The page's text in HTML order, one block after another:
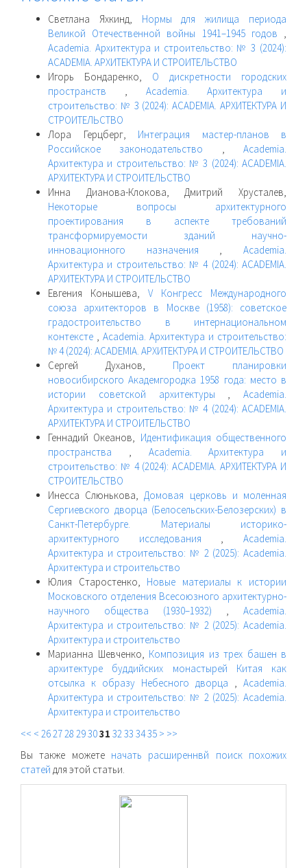
Светлана Яхкинд, Нормы для жилища периода
Великой Отечественной войны 1941–1945 годов ,
Academia. Архитектура и строительство: № 3 (2024):
ACADEMIA. АРХИТЕКТУРА И СТРОИТЕЛЬСТВО
Игорь Бондаренко, О дискретности городских
пространств , Academia. Архитектура и
строительство: № 3 (2024): ACADEMIA. АРХИТЕКТУРА И
СТРОИТЕЛЬСТВО
Лора Герцберг, Интеграция мастер-планов в
Российское законодательство ,Academia.
Архитектура и строительство: № 3 (2024): ACADEMIA.
АРХИТЕКТУРА И СТРОИТЕЛЬСТВО
Инна Дианова-Клокова, Дмитрий Хрусталев,
Некоторые вопросы архитектурного
проектирования в аспекте требований
трансформируемости зданий научно-
инновационного назначения ,Academia.
Архитектура и строительство: № 4 (2024): ACADEMIA.
АРХИТЕКТУРА И СТРОИТЕЛЬСТВО
Евгения Конышева, V Конгресс Международного
союза архитекторов в Москве (1958): советское
градостроительство в интернациональном
контексте , Academia. Архитектура и строительство:
№ 4 (2024): ACADEMIA. АРХИТЕКТУРА И СТРОИТЕЛЬСТВО
Сергей Духанов, Проект планировки
новосибирского Академгородка 1958 года: место в
истории советской архитектуры , Academia.
Архитектура и строительство: № 4 (2024): ACADEMIA.
АРХИТЕКТУРА И СТРОИТЕЛЬСТВО
Геннадий Океанов, Идентификация общественного
пространства , Academia. Архитектура и
строительство: № 4 (2024): ACADEMIA. АРХИТЕКТУРА И
СТРОИТЕЛЬСТВО
Инесса Слюнькова,Домовая церковь и моленная
Сергиевского дворца (Белосельских-Белозерских) в
Санкт-Петербурге. Материалы историко-
архитектурного исследования ,Academia.
Архитектура и строительство: № 2 (2025): Academia.
Архитектура и строительство
Юлия Старостенко, Новые материалы к истории
Московского отделения Всесоюзного архитектурно-
научного общества (1930–1932) , Academia.
Архитектура и строительство: № 2 (2025): Academia.
Архитектура и строительство
Марианна Шевченко, Композиция из трех башен в
архитектуре буддийских монастырей Китая как
отсылка к образу Небесного дворца , Academia.
Архитектура и строительство: № 2 (2025): Academia.
Архитектура и строительство
<< < 262728 293031 3233 3435 > >>
Вы также можете начать расширеннвй поиск похожих
статей для этой статьи.